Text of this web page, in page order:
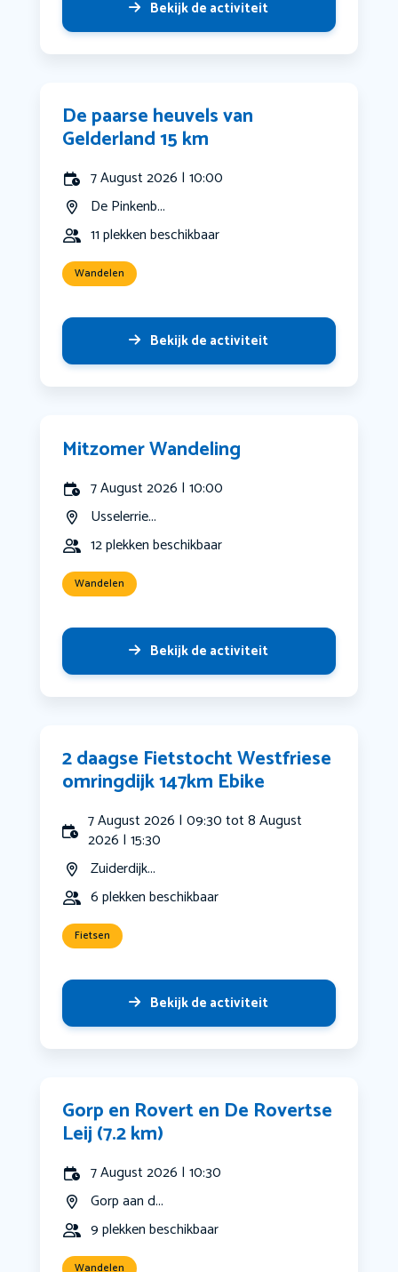
Bekijk de activiteit
De paarse heuvels van
Gelderland 15 km
7 August 2026 | 10:00
De Pinkenb...
11 plekken beschikbaar
Wandelen
Bekijk de activiteit
Mitzomer Wandeling
7 August 2026 | 10:00
Usselerrie...
12 plekken beschikbaar
Wandelen
Bekijk de activiteit
2 daagse Fietstocht Westfriese
omringdijk 147km Ebike
7 August 2026 | 09:30 tot 8 August
2026 | 15:30
Zuiderdijk...
6 plekken beschikbaar
Fietsen
Bekijk de activiteit
Gorp en Rovert en De Rovertse
Leij (7.2 km)
7 August 2026 | 10:30
Gorp aan d...
9 plekken beschikbaar
Wandelen